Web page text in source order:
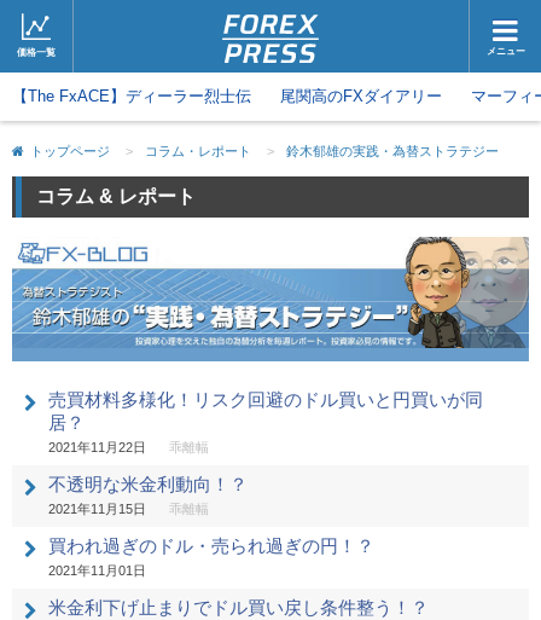
価格一覧 メニュー
ホーム ニュース
取引会社 マーケット
コラム・レポート
動画
【The FxACE】ディーラー烈士伝 尾関高のFXダイアリー マーフィ
トップページ > コラム・レポート > 鈴木郁雄の実践・為替ストラテジー
コラム & レポート
売買材料多様化！リスク回避のドル買いと円買いが同
居？
2021年11月22日 乖離幅
不透明な米金利動向！？
2021年11月15日 乖離幅
買われ過ぎのドル・売られ過ぎの円！？
2021年11月01日
米金利下げ止まりでドル買い戻し条件整う！？